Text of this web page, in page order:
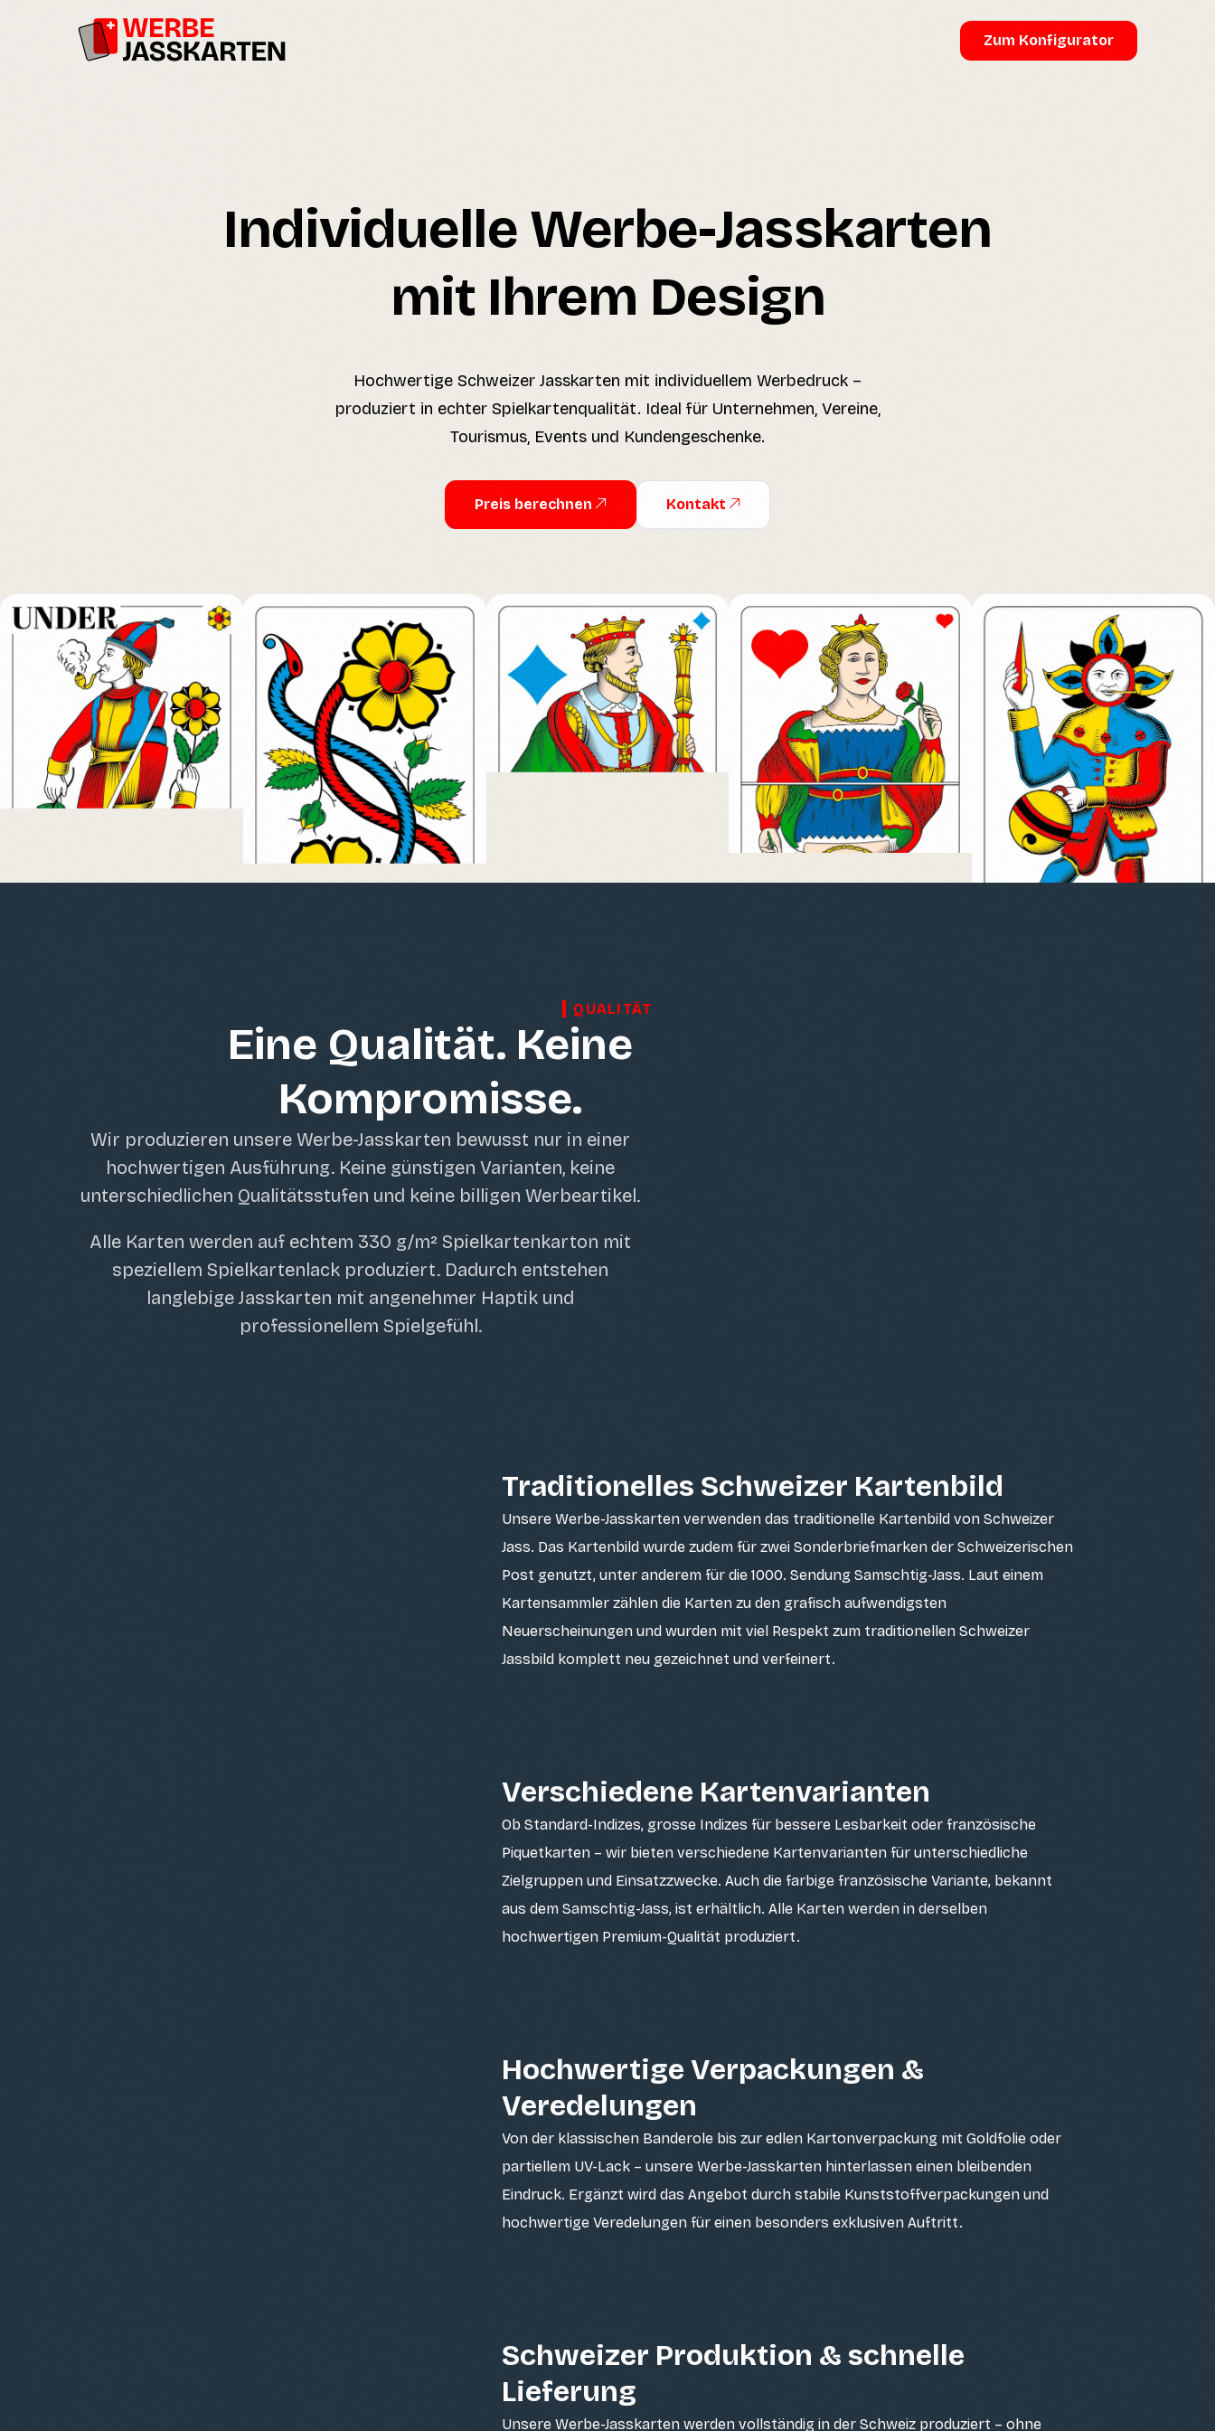
Zum Konfigurator
Individuelle Werbe-Jasskarten
mit Ihrem Design
Hochwertige Schweizer Jasskarten mit individuellem Werbedruck –
produziert in echter Spielkartenqualität. Ideal für Unternehmen, Vereine,
Tourismus, Events und Kundengeschenke.
Preis berechnen Kontakt
QUALITÄT
Eine Qualität. Keine
Kompromisse.
Wir produzieren unsere Werbe-Jasskarten bewusst nur in einer
hochwertigen Ausführung. Keine günstigen Varianten, keine
unterschiedlichen Qualitätsstufen und keine billigen Werbeartikel.
Alle Karten werden auf echtem 330 g/m² Spielkartenkarton mit
speziellem Spielkartenlack produziert. Dadurch entstehen
langlebige Jasskarten mit angenehmer Haptik und
professionellem Spielgefühl.
Traditionelles Schweizer Kartenbild
Unsere Werbe-Jasskarten verwenden das traditionelle Kartenbild von Schweizer
Jass. Das Kartenbild wurde zudem für zwei Sonderbriefmarken der Schweizerischen
Post genutzt, unter anderem für die 1000. Sendung Samschtig-Jass. Laut einem
Kartensammler zählen die Karten zu den grafisch aufwendigsten
Neuerscheinungen und wurden mit viel Respekt zum traditionellen Schweizer
Jassbild komplett neu gezeichnet und verfeinert.
Verschiedene Kartenvarianten
Ob Standard-Indizes, grosse Indizes für bessere Lesbarkeit oder französische
Piquetkarten – wir bieten verschiedene Kartenvarianten für unterschiedliche
Zielgruppen und Einsatzzwecke. Auch die farbige französische Variante, bekannt
aus dem Samschtig-Jass, ist erhältlich. Alle Karten werden in derselben
hochwertigen Premium-Qualität produziert.
Hochwertige Verpackungen &
Veredelungen
Von der klassischen Banderole bis zur edlen Kartonverpackung mit Goldfolie oder
partiellem UV-Lack – unsere Werbe-Jasskarten hinterlassen einen bleibenden
Eindruck. Ergänzt wird das Angebot durch stabile Kunststoffverpackungen und
hochwertige Veredelungen für einen besonders exklusiven Auftritt.
Schweizer Produktion & schnelle
Lieferung
Unsere Werbe-Jasskarten werden vollständig in der Schweiz produziert – ohne